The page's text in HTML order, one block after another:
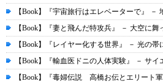
【Book】『宇宙旅行はエレベーターで』 －
【Book】『妻と飛んだ特攻兵』 － 大空に
【Book】『レイヤー化する世界』 － 光の帯
【Book】『輸血医ドニの人体実験』 － サ
【Book】『毒婦伝説 高橋お伝とエリート軍